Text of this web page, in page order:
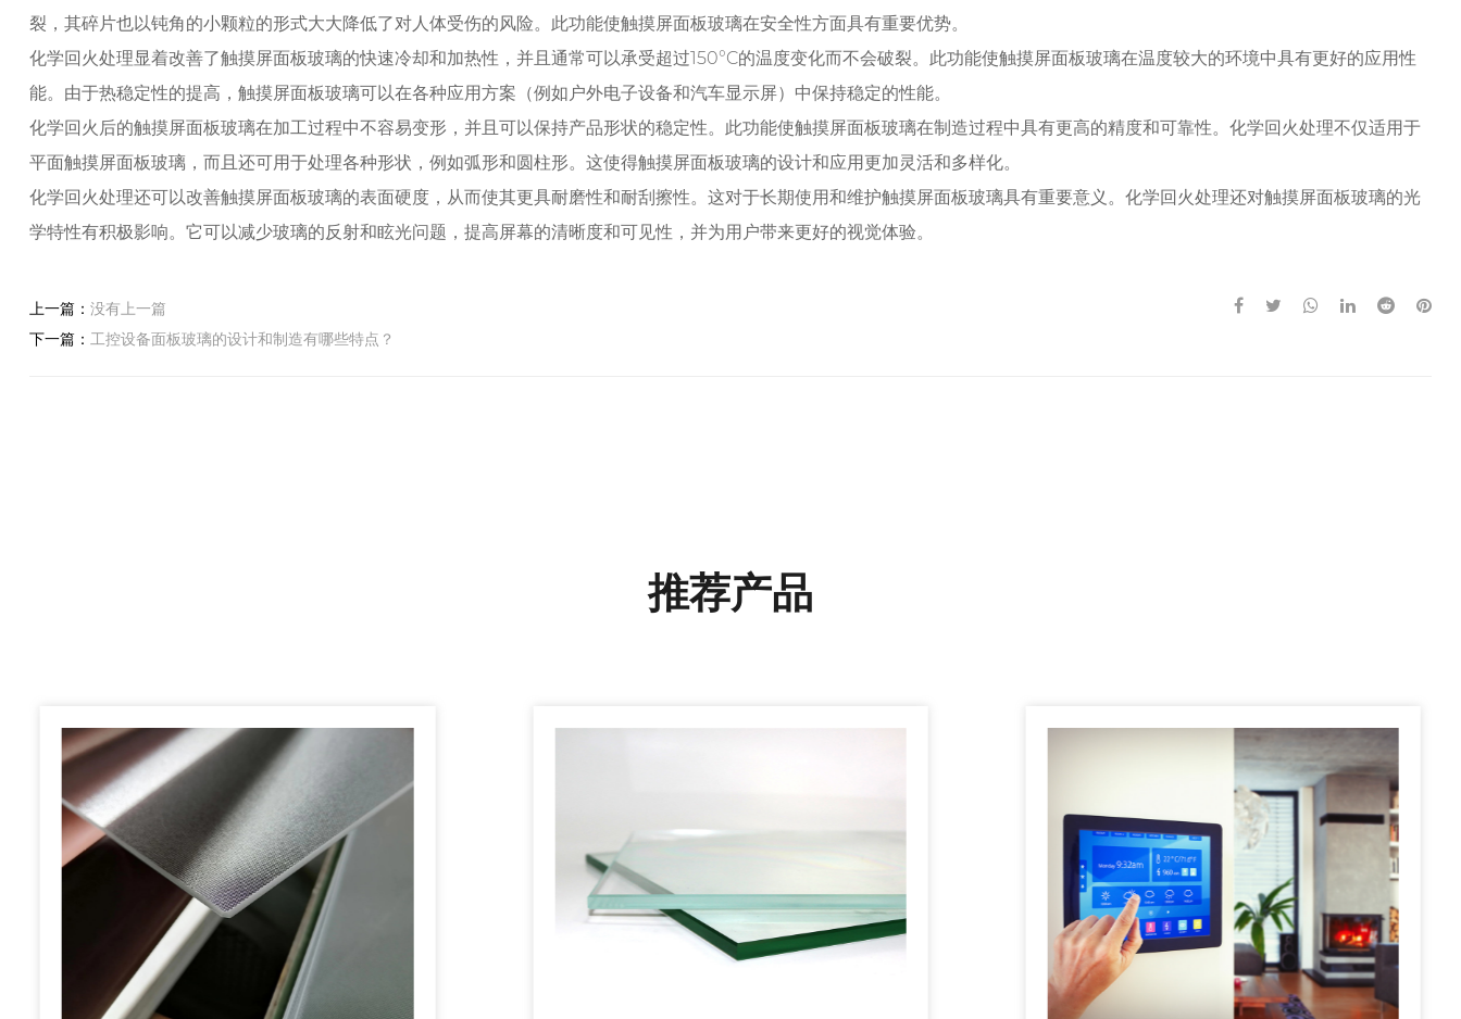
裂，其碎片也以钝角的小颗粒的形式大大降低了对人体受伤的风险。此功能使触摸屏面板玻璃在安全性方面具有重要优势。
化学回火处理显着改善了触摸屏面板玻璃的快速冷却和加热性，并且通常可以承受超过150°C的温度变化而不会破裂。此功能使触摸屏面板玻璃在温度较大的环境中具有更好的应用性
能。由于热稳定性的提高，触摸屏面板玻璃可以在各种应用方案（例如户外电子设备和汽车显示屏）中保持稳定的性能。
化学回火后的触摸屏面板玻璃在加工过程中不容易变形，并且可以保持产品形状的稳定性。此功能使触摸屏面板玻璃在制造过程中具有更高的精度和可靠性。化学回火处理不仅适用于
平面触摸屏面板玻璃，而且还可用于处理各种形状，例如弧形和圆柱形。这使得触摸屏面板玻璃的设计和应用更加灵活和多样化。
化学回火处理还可以改善触摸屏面板玻璃的表面硬度，从而使其更具耐磨性和耐刮擦性。这对于长期使用和维护触摸屏面板玻璃具有重要意义。化学回火处理还对触摸屏面板玻璃的光
学特性有积极影响。它可以减少玻璃的反射和眩光问题，提高屏幕的清晰度和可见性，并为用户带来更好的视觉体验。
上一篇： 没有上一篇
下一篇： 工控设备面板玻璃的设计和制造有哪些特点？
推荐产品